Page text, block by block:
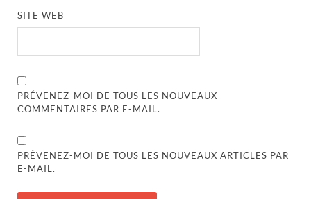
SITE WEB
PRÉVENEZ-MOI DE TOUS LES NOUVEAUX
COMMENTAIRES PAR E-MAIL.
PRÉVENEZ-MOI DE TOUS LES NOUVEAUX ARTICLES PAR
E-MAIL.